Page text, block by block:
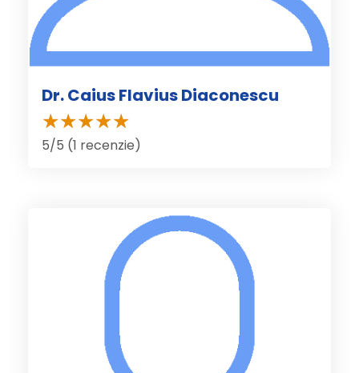
Dr. Caius Flavius Diaconescu
5/5 (1 recenzie)